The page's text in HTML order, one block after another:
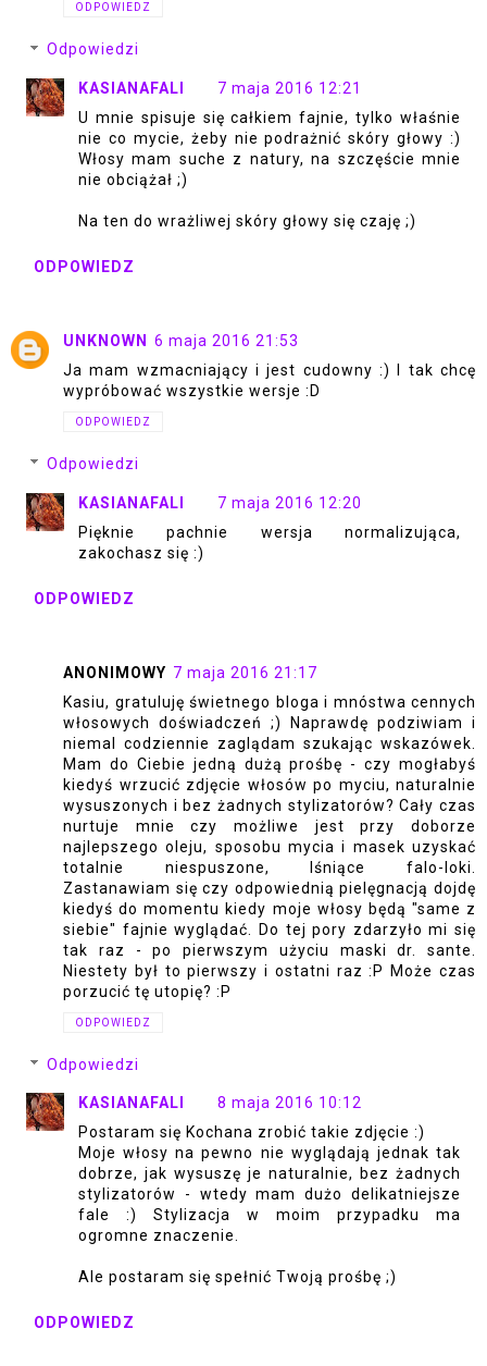
ODPOWIEDZ
Odpowiedzi
KASIANAFALI
7 maja 2016 12:21
U mnie spisuje się całkiem fajnie, tylko właśnie
nie co mycie, żeby nie podrażnić skóry głowy :)
Włosy mam suche z natury, na szczęście mnie
nie obciążał ;)
Na ten do wrażliwej skóry głowy się czaję ;)
ODPOWIEDZ
UNKNOWN
6 maja 2016 21:53
Ja mam wzmacniający i jest cudowny :) I tak chcę
wypróbować wszystkie wersje :D
ODPOWIEDZ
Odpowiedzi
KASIANAFALI
7 maja 2016 12:20
Pięknie pachnie wersja normalizująca,
zakochasz się :)
ODPOWIEDZ
ANONIMOWY 7 maja 2016 21:17
Kasiu, gratuluję świetnego bloga i mnóstwa cennych
włosowych doświadczeń ;) Naprawdę podziwiam i
niemal codziennie zaglądam szukając wskazówek.
Mam do Ciebie jedną dużą prośbę - czy mogłabyś
kiedyś wrzucić zdjęcie włosów po myciu, naturalnie
wysuszonych i bez żadnych stylizatorów? Cały czas
nurtuje mnie czy możliwe jest przy doborze
najlepszego oleju, sposobu mycia i masek uzyskać
totalnie niespuszone, lśniące falo-loki.
Zastanawiam się czy odpowiednią pielęgnacją dojdę
kiedyś do momentu kiedy moje włosy będą "same z
siebie" fajnie wyglądać. Do tej pory zdarzyło mi się
tak raz - po pierwszym użyciu maski dr. sante.
Niestety był to pierwszy i ostatni raz :P Może czas
porzucić tę utopię? :P
ODPOWIEDZ
Odpowiedzi
KASIANAFALI
8 maja 2016 10:12
Postaram się Kochana zrobić takie zdjęcie :)
Moje włosy na pewno nie wyglądają jednak tak
dobrze, jak wysuszę je naturalnie, bez żadnych
stylizatorów - wtedy mam dużo delikatniejsze
fale :) Stylizacja w moim przypadku ma
ogromne znaczenie.
Ale postaram się spełnić Twoją prośbę ;)
ODPOWIEDZ